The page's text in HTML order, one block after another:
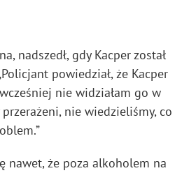
nadszedł, gdy Kacper został
powiedział, że Kacper
nie widziałam go w
nie wiedzieliśmy, co
nawet, że poza alkoholem na